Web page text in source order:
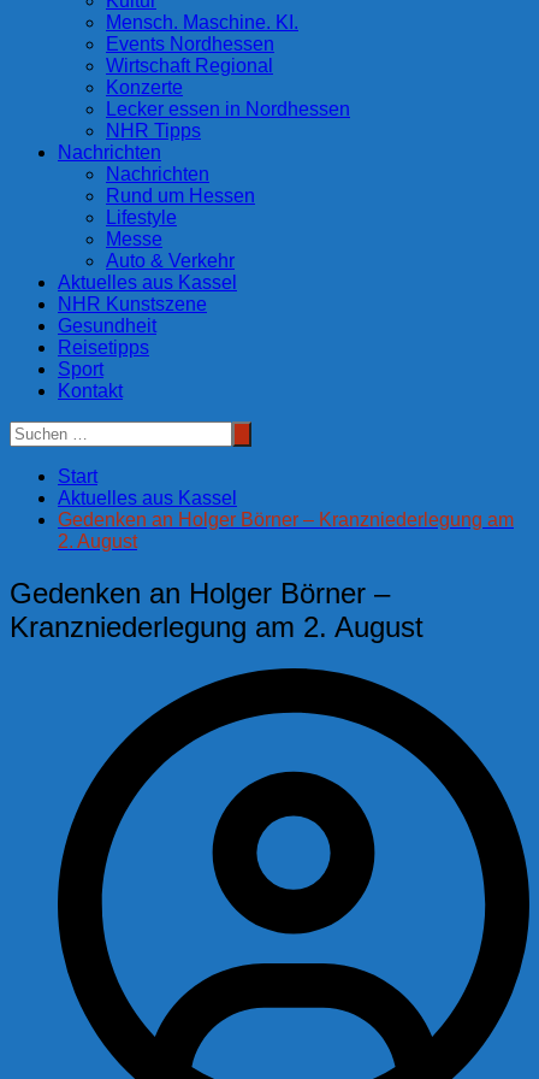
Mensch. Maschine. KI.
Events Nordhessen
Wirtschaft Regional
Konzerte
Lecker essen in Nordhessen
NHR Tipps
Nachrichten
Nachrichten
Rund um Hessen
Lifestyle
Messe
Auto & Verkehr
Aktuelles aus Kassel
NHR Kunstszene
Gesundheit
Reisetipps
Sport
Kontakt
Start
Aktuelles aus Kassel
Gedenken an Holger Börner – Kranzniederlegung am
2. August
Gedenken an Holger Börner –
Kranzniederlegung am 2. August